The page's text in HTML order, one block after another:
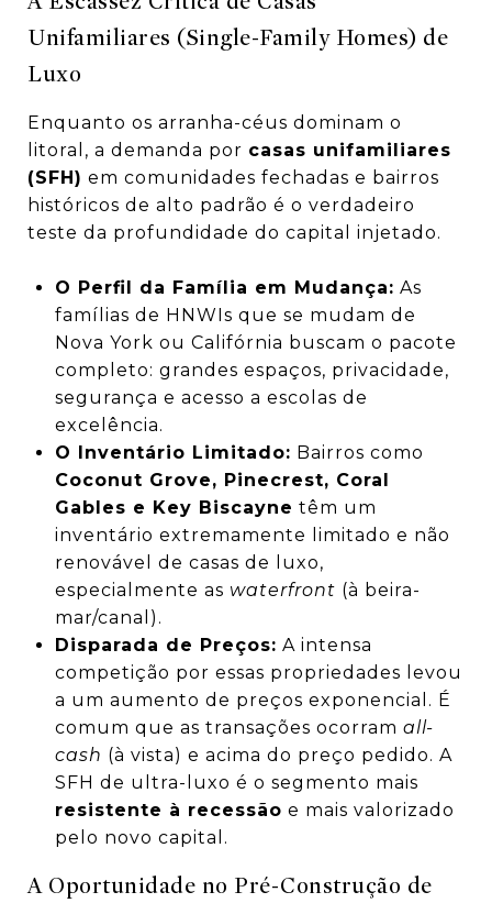
Unifamiliares (Single-Family Homes) de
Luxo
Enquanto os arranha-céus dominam o
litoral, a demanda por casas unifamiliares
(SFH) em comunidades fechadas e bairros
históricos de alto padrão é o verdadeiro
teste da profundidade do capital injetado.
O Perfil da Família em Mudança: As
famílias de HNWIs que se mudam de
Nova York ou Califórnia buscam o pacote
completo: grandes espaços, privacidade,
segurança e acesso a escolas de
excelência.
O Inventário Limitado: Bairros como
Coconut Grove, Pinecrest, Coral
Gables e Key Biscayne têm um
inventário extremamente limitado e não
renovável de casas de luxo,
especialmente as waterfront (à beira-
mar/canal).
Disparada de Preços: A intensa
competição por essas propriedades levou
a um aumento de preços exponencial. É
comum que as transações ocorram all-
cash (à vista) e acima do preço pedido. A
SFH de ultra-luxo é o segmento mais
resistente à recessão e mais valorizado
pelo novo capital.
A Oportunidade no Pré-Construção de